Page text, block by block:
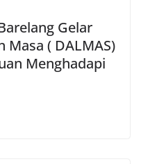
Gelar
Masa ( DALMAS)
Menghadapi